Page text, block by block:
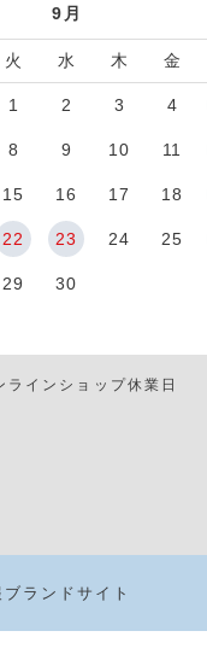
9月
火 水 木 金
1 2 3 4
8 9 10 11
15 16 17 18
22 23 24 25
29 30
ラインショップ休業日
ブランドサイト